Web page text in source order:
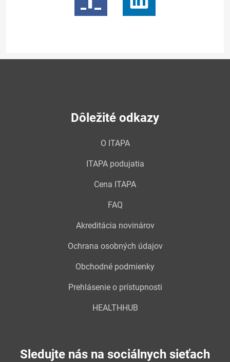
Dôležité odkazy
O ITAPA
ITAPA podujatia
Cena ITAPA
FAQ
Akreditácia novinárov
Ochrana osobných údajov
Obchodné podmienky
Prehlásenie o prístupnosti
HEALTHHUB
Sledujte nás na sociálnych sieťach